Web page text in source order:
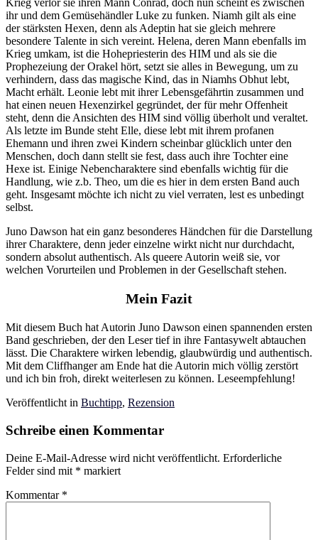
Krieg verlor sie ihren Mann Conrad, doch nun scheint es zwischen
ihr und dem Gemüsehändler Luke zu funken. Niamh gilt als eine
der stärksten Hexen, denn als Adeptin hat sie gleich mehrere
besondere Talente in sich vereint. Helena, deren Mann ebenfalls im
Krieg umkam, ist die Hohepriesterin des HIM und als sie die
Prophezeiung der Orakel hört, setzt sie alles in Bewegung, um zu
verhindern, dass das magische Kind, das in Niamhs Obhut lebt,
Macht erhält. Leonie lebt mit ihrer Lebensgefährtin zusammen und
hat einen neuen Hexenzirkel gegründet, der für mehr Offenheit
steht, denn die Ansichten des HIM sind völlig überholt und veraltet.
Als letzte im Bunde steht Elle, diese lebt mit ihrem profanen
Ehemann und ihren zwei Kindern scheinbar glücklich unter den
Menschen, doch dann stellt sie fest, dass auch ihre Tochter eine
Hexe ist. Einige Nebencharaktere sind ebenfalls wichtig für die
Handlung, wie z.b. Theo, um die es hier in dem ersten Band auch
geht. Insgesamt möchte ich nicht zu viel verraten, lest es unbedingt
selbst.
Juno Dawson hat ein ganz besonderes Händchen für die Darstellung
ihrer Charaktere, denn jeder einzelne wirkt nicht nur durchdacht,
sondern absolut authentisch. Als queere Autorin weiß sie, vor
welchen Vorurteilen und Problemen in der Gesellschaft stehen.
Mein Fazit
Mit diesem Buch hat Autorin Juno Dawson einen spannenden ersten
Band geschrieben, der den Leser tief in ihre Fantasywelt abtauchen
lässt. Die Charaktere wirken lebendig, glaubwürdig und authentisch.
Mit dem Cliffhanger am Ende hat die Autorin mich völlig zerstört
und ich bin froh, direkt weiterlesen zu können. Leseempfehlung!
Veröffentlicht in Buchtipp, Rezension
Schreibe einen Kommentar
Deine E-Mail-Adresse wird nicht veröffentlicht. Erforderliche
Felder sind mit * markiert
Kommentar *